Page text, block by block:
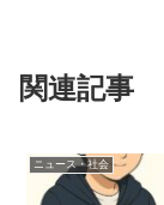
関連記事
ニュース・社会